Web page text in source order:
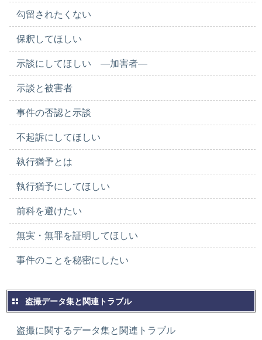
勾留されたくない
保釈してほしい
示談にしてほしい ―加害者―
示談と被害者
事件の否認と示談
不起訴にしてほしい
執行猶予とは
執行猶予にしてほしい
前科を避けたい
無実・無罪を証明してほしい
事件のことを秘密にしたい
盗撮データ集と関連トラブル
盗撮に関するデータ集と関連トラブル